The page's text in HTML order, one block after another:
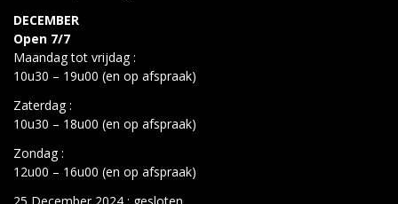
DECEMBER
Open 7/7
Maandag tot vrijdag :
10u30 – 19u00 (en op afspraak)
Zaterdag :
10u30 – 18u00 (en op afspraak)
Zondag :
12u00 – 16u00 (en op afspraak)
25 December 2024 : gesloten